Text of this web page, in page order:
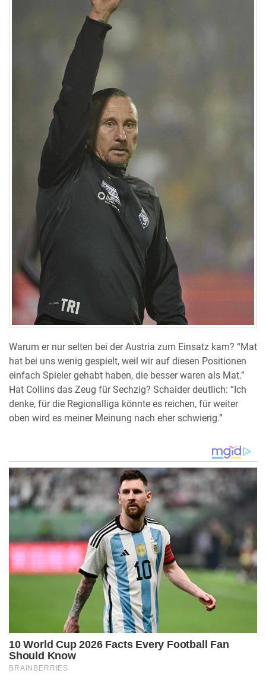
Warum er nur selten bei der Austria zum Einsatz kam? “Mat
hat bei uns wenig gespielt, weil wir auf diesen Positionen
einfach Spieler gehabt haben, die besser waren als Mat.”
Hat Collins das Zeug für Sechzig? Schaider deutlich: “Ich
denke, für die Regionalliga könnte es reichen, für weiter
oben wird es meiner Meinung nach eher schwierig.”